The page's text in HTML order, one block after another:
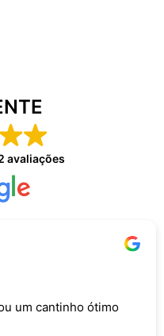
avaliações
um cantinho ótimo